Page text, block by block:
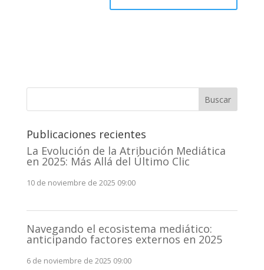
i
v
e
Buscar
Publicaciones recientes
La Evolución de la Atribución Mediática
en 2025: Más Allá del Último Clic
10 de noviembre de 2025 09:00
Navegando el ecosistema mediático:
anticipando factores externos en 2025
6 de noviembre de 2025 09:00